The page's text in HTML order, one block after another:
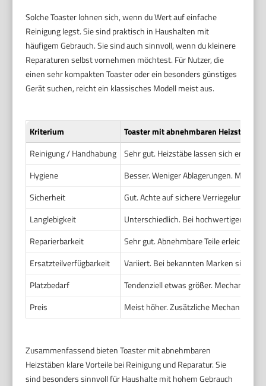
Solche Toaster lohnen sich, wenn du Wert auf einfache
Reinigung legst. Sie sind praktisch in Haushalten mit
häufigem Gebrauch. Sie sind auch sinnvoll, wenn du kleinere
Reparaturen selbst vornehmen möchtest. Für Nutzer, die
einen sehr kompakten Toaster oder ein besonders günstiges
Gerät suchen, reicht ein klassisches Modell meist aus.
Kriterium
Toaster mit abnehmbaren Heizstäben
Reinigung / Handhabung
Sehr gut. Heizstäbe lassen sich
Hygiene
Besser. Weniger Ablagerungen. Müll
Sicherheit
Gut. Achte auf sichere Verriegelung
Langlebigkeit
Unterschiedlich. Bei hochwertiger
Reparierbarkeit
Sehr gut. Abnehmbare Teile erleichtern
Ersatzteilverfügbarkeit
Variiert. Bei bekannten Marken sind
Platzbedarf
Tendenziell etwas größer. Mechanik für
Preis
Meist höher. Zusätzliche Mechanik und
Zusammenfassend bieten Toaster mit abnehmbaren
Heizstäben klare Vorteile bei Reinigung und Reparatur. Sie
sind besonders sinnvoll für Haushalte mit hohem Gebrauch